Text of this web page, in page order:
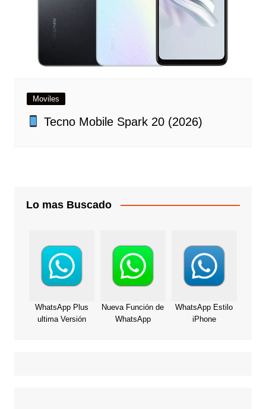
Moviles
Tecno Mobile Spark 20 (2026)
Lo mas Buscado
WhatsApp Plus
ultima Versión
Nueva Función de
WhatsApp
WhatsApp Estilo
iPhone